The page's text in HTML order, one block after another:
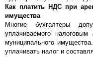
Как платить НДС при
имущества
Многие бухгалтеры
уплачиваемого
муниципального
уплачивать налог и